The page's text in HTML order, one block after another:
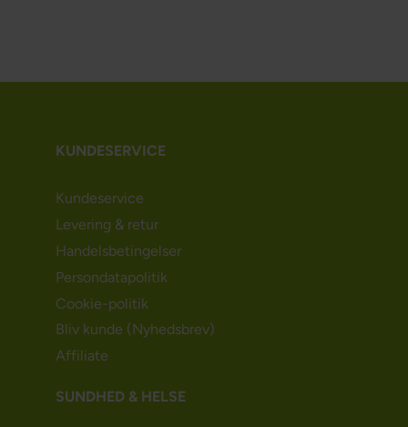
KUNDESERVICE
Kundeservice
Levering & retur
Handelsbetingelser
Persondatapolitik
Cookie-politik
Bliv kunde (Nyhedsbrev)
Affiliate
SUNDHED & HELSE